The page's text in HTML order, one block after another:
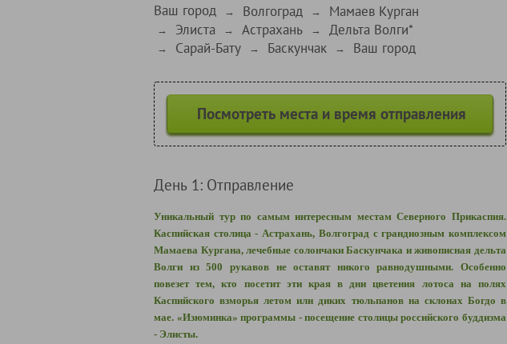
Ваш город → Волгоград → Мамаев Курган
→ Элиста → Астрахань → Дельта Волги*
→ Сарай-Бату → Баскунчак → Ваш город
Посмотреть места и время отправления
День 1: Отправление
Уникальный тур по самым интересным местам Северного Прикаспия.
Каспийская столица - Астрахань, Волгоград с грандиозным комплексом
Мамаева Кургана, лечебные солончаки Баскунчака и живописная дельта
Волги из 500 рукавов не оставят никого равнодушными. Особенно
повезет тем, кто посетит эти края в дни цветения лотоса на полях
Каспийского взморья летом или диких тюльпанов на склонах Богдо в
мае. «Изюминка» программы - посещение столицы российского буддизма
- Элисты.